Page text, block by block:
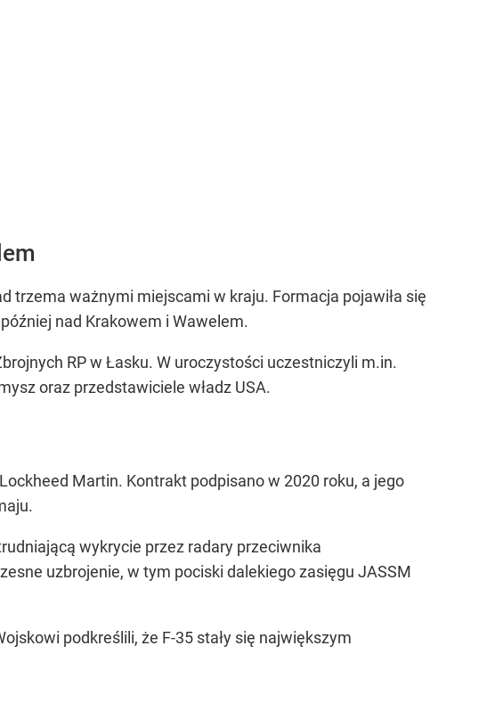
trzema ważnymi miejscami w kraju. Formacja pojawiła się
nad Krakowem i Wawelem.
RP w Łasku. W uroczystości uczestniczyli m.in.
oraz przedstawiciele władz USA.
Martin. Kontrakt podpisano w 2020 roku, a jego
wykrycie przez radary przeciwnika
uzbrojenie, w tym pociski dalekiego zasięgu JASSM
podkreślili, że F-35 stały się największym